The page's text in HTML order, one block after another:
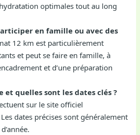
optimales tout au long
en famille ou avec des
12 km est particulièrement
et peut se faire en famille, à
et d’une préparation
et quelles sont les dates clés ?
sur le site officiel
dates précises sont généralement